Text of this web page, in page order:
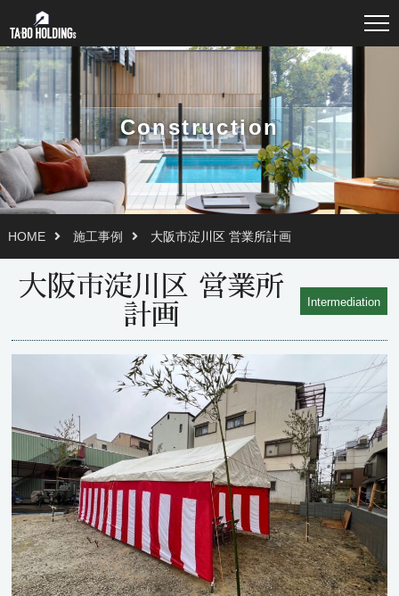
Construction
HOME 施工事例 大阪市淀川区 営業所計画
大阪市淀川区 営業所
計画
Intermediation